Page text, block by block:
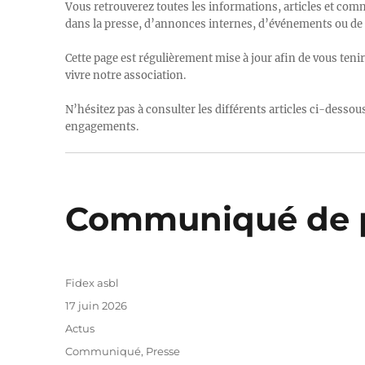
Vous retrouverez toutes les informations, articles et
dans la presse, d’annonces internes, d’événements ou
Cette page est régulièrement mise à jour afin de vous
vivre notre association.
N’hésitez pas à consulter les différents articles ci-
engagements.
Communiqué de
Auteur
Fidex asbl
Publié
17 juin 2026
Catégories
Actus
Étiquettes
Communiqué, Presse